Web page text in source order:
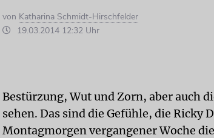
von Katharina Schmidt-Hirschfelder
19.03.2014 12:32 Uhr
Bestürzung, Wut und Zorn, aber auch
sehen. Das sind die Gefühle, die Ricky
Montagmorgen vergangener Woche